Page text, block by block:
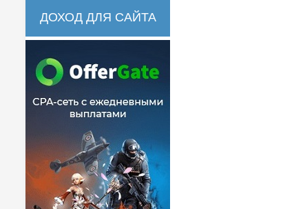
ДОХОД ДЛЯ САЙТА